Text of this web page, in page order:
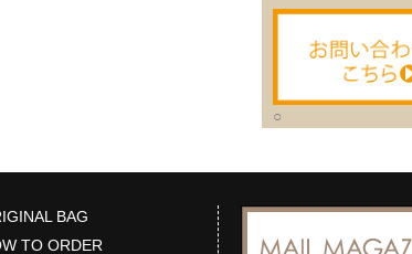
○
BAG
TO ORDER